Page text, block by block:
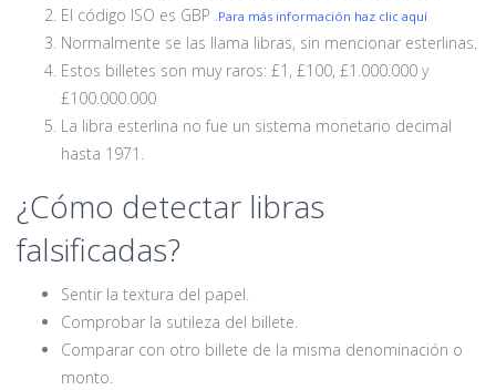
El código ISO es GBP .Para más información haz clic aquí
Normalmente se las llama libras, sin mencionar esterlinas.
Estos billetes son muy raros: £1, £100, £1.000.000 y
£100.000.000
La libra esterlina no fue un sistema monetario decimal
hasta 1971.
¿Cómo detectar libras
falsificadas?
Sentir la textura del papel.
Comprobar la sutileza del billete.
Comparar con otro billete de la misma denominación o
monto.